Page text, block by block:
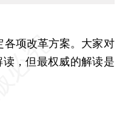
项改革方案。大家对
，但最权威的解读是